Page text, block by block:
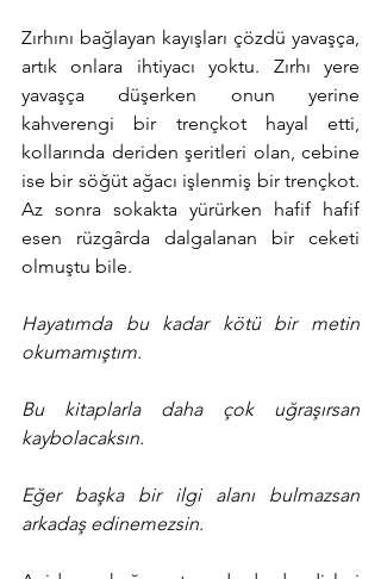
Zırhını bağlayan kayışları çözdü yavaşça,
artık onlara ihtiyacı yoktu. Zırhı yere
yavaşça düşerken onun yerine
kahverengi bir trençkot hayal etti,
kollarında deriden şeritleri olan, cebine
ise bir söğüt ağacı işlenmiş bir trençkot.
Az sonra sokakta yürürken hafif hafif
esen rüzgârda dalgalanan bir ceketi
olmuştu bile.
Hayatımda bu kadar kötü bir metin
okumamıştım.
Bu kitaplarla daha çok uğraşırsan
kaybolacaksın.
Eğer başka bir ilgi alanı bulmazsan
arkadaş edinemezsin.